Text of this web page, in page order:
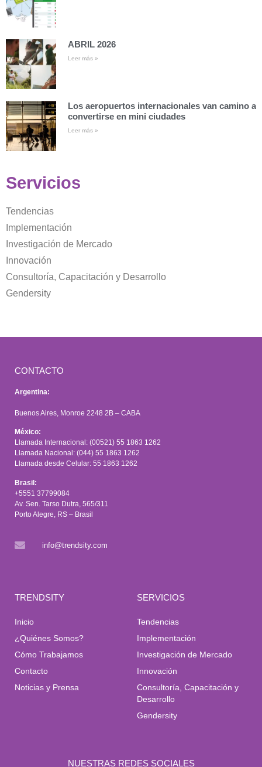
ABRIL 2026
Leer más »
Los aeropuertos internacionales van camino a
convertirse en mini ciudades
Leer más »
Servicios
Tendencias
Implementación
Investigación de Mercado
Innovación
Consultoría, Capacitación y Desarrollo
Gendersity
CONTACTO
Argentina:
Buenos Aires, Monroe 2248 2B – CABA
México:
Llamada Internacional: (00521) 55 1863 1262
Llamada Nacional: (044) 55 1863 1262
Llamada desde Celular: 55 1863 1262
Brasil:
+5551 37799084
Av. Sen. Tarso Dutra, 565/311
Porto Alegre, RS – Brasil
info@trendsity.com
TRENDSITY
Inicio
¿Quiénes Somos?
Cómo Trabajamos
Contacto
Noticias y Prensa
SERVICIOS
Tendencias
Implementación
Investigación de Mercado
Innovación
Consultoría, Capacitación y
Desarrollo
Gendersity
NUESTRAS REDES SOCIALES